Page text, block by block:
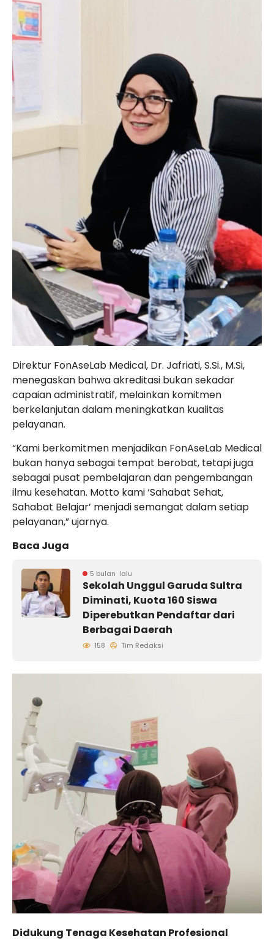
Direktur FonAseLab Medical, Dr. Jafriati, S.Si., M.Si,
menegaskan bahwa akreditasi bukan sekadar
capaian administratif, melainkan komitmen
berkelanjutan dalam meningkatkan kualitas
pelayanan.
“Kami berkomitmen menjadikan FonAseLab Medical
bukan hanya sebagai tempat berobat, tetapi juga
sebagai pusat pembelajaran dan pengembangan
ilmu kesehatan. Motto kami ‘Sahabat Sehat,
Sahabat Belajar’ menjadi semangat dalam setiap
pelayanan,” ujarnya.
Baca Juga
5 bulan lalu
Sekolah Unggul Garuda Sultra
Diminati, Kuota 160 Siswa
Diperebutkan Pendaftar dari
Berbagai Daerah
158 Tim Redaksi
Didukung Tenaga Kesehatan Profesional